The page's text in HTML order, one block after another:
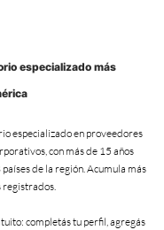
especializado más
especializado en proveedores
con más de 15 años
de la región. Acumula más
completás tu perfil, agregás